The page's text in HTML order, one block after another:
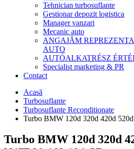
Tehnician turbosuflante
Gestionar depozit logistica
Manager vanzari
Mecanic auto
ANGAJĂM
AUTO
AUTÓALKATRÉSZ
Specialist marketing & PR
Contact
Acasă
Turbosuflante
Turbosuflante Reconditionate
Turbo BMW 120d 320d 420d
Turbo BMW 120d 320d